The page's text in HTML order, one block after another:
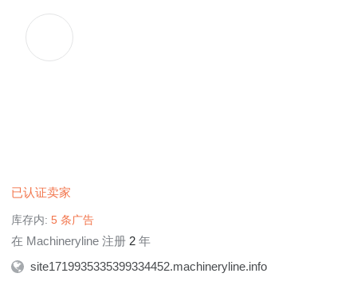
已认证卖家
库存内: 5 条广告
在 Machineryline 注册 2 年
site1719935335399334452.machineryline.info